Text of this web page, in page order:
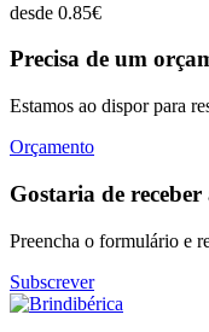
desde 0.85€
Precisa de um
Estamos ao dispor para
Orçamento
Gostaria de receber
Preencha o formulário e
Subscrever